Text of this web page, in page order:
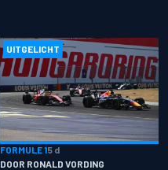
UITGELICHT
FORMULE 15 d
DOOR RONALD VORDING